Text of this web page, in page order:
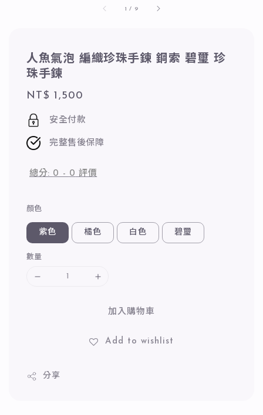
1 / 9
人魚氣泡 編織珍珠手鍊 鋼索 碧璽 珍
珠手鍊
Regular
price
NT$ 1,500
安全付款
完整售後保障
總分: 0 - 0 評價
顏色
紫色 橘色 白色 碧璽
數量
加入購物車
Add to wishlist
分享